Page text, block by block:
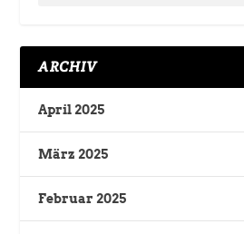
ARCHIV
April 2025
März 2025
Februar 2025